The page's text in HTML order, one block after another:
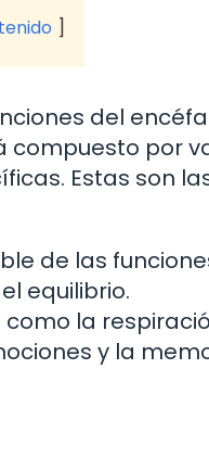
del
compuesto por
Estas son
de las
equilibrio.
la
y la